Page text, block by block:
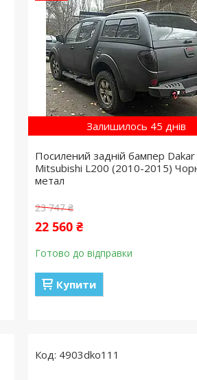
Залишилось 45 днів
Посилений задній бампер Dakar
Mitsubishi L200 (2010-2015)
метал
23 747 ₴
22 560 ₴
Готово до відправки
Купити
4903dko111